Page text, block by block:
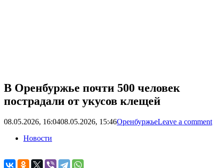
В Оренбуржье почти 500 человек
пострадали от укусов клещей
08.05.2026, 16:0408.05.2026, 15:46ОренбуржьеLeave a comment
Новости